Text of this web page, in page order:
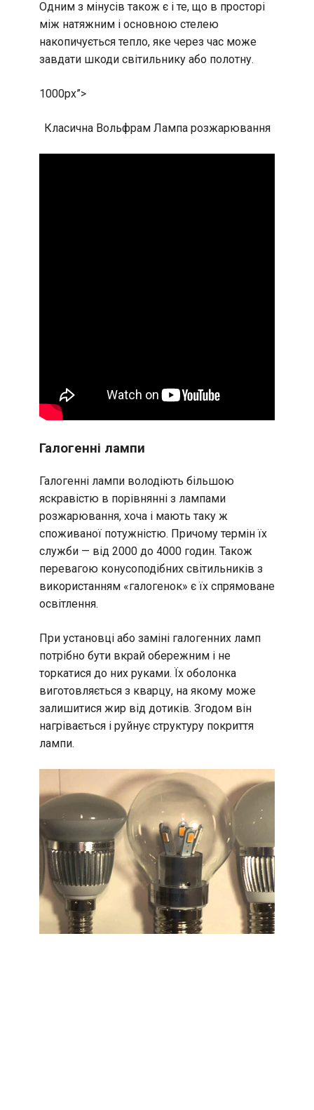
Одним з мінусів також є і те, що в просторі
між натяжним і основною стелею
накопичується тепло, яке через час може
завдати шкоди світильнику або полотну.
1000px”>
Класична Вольфрам Лампа розжарювання
Галогенні лампи
Галогенні лампи володіють більшою
яскравістю в порівнянні з лампами
розжарювання, хоча і мають таку ж
споживаної потужністю. Причому термін їх
служби — від 2000 до 4000 годин. Також
перевагою конусоподібних світильників з
використанням «галогенок» є їх спрямоване
освітлення.
При установці або заміні галогенних ламп
потрібно бути вкрай обережним і не
торкатися до них руками. Їх оболонка
виготовляється з кварцу, на якому може
залишитися жир від дотиків. Згодом він
нагрівається і руйнує структуру покриття
лампи.